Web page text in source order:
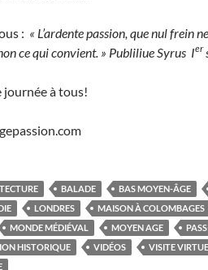
: « L’ardente passion, que nul frein
ce qui convient. » Publiliue Syrus Ier
journée à tous!
BALADE BAS MOYEN-ÂGE
LONDRES MAISON À COLOMBAGES
MONDE MÉDIÉVAL MOYEN AGE
HISTORIQUE
VIDÉOS VISITE